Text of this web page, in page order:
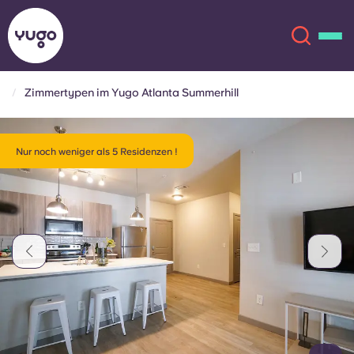
Über uns
Standorte
Mehr
Konto Sprache
English (US)
Chinese
Català Deutsch
Italian
Portuguese
Zimmertypen im Yugo Atlanta Summerhill
Nur noch weniger als 5 Residenzen !